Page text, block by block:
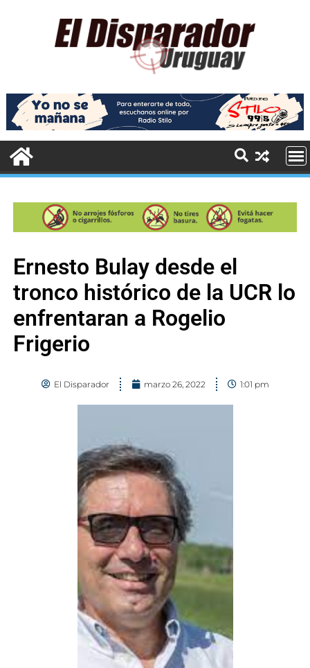
Ernesto Bulay desde el
tronco histórico de la UCR lo
enfrentaran a Rogelio
Frigerio
El Disparador marzo 26, 2022 1:01 pm